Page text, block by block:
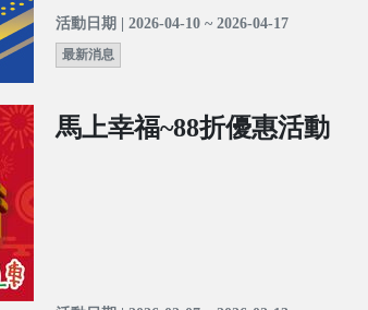
活動日期 | 2026-04-10 ~ 2026-04-17
最新消息
馬上幸福~88折優惠活動